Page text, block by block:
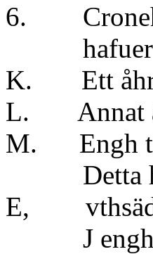
6.
hafuer i
K. Ett
L.
M.
Detta
E,
J